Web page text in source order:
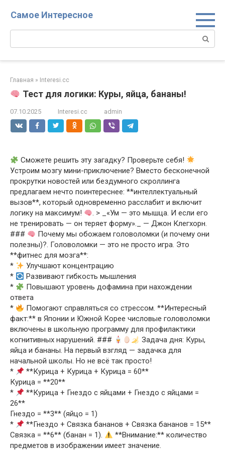
Самое Интересное
Поиск:
Главная » Interesi.cc
Тест для логики: Куры, яйца, бананы!
07.10.2025 Interesi.cc admin
Сможете решить эту загадку? Проверьте себя!
Устроим мозгу мини-приключение? Вместо бесконечной
прокрутки новостей или бездумного скроллинга
предлагаем нечто поинтереснее: **интеллектуальный
вызов**, который одновременно расслабит и включит
логику на максимум!
. > _«Ум — это мышца. И если его
не тренировать — он теряет форму»._ — Джон Клегхорн.
###
Почему мы обожаем головоломки (и почему они
полезны)?. Головоломки — это не просто игра. Это
**фитнес для мозга**:
*
Улучшают концентрацию
*
Развивают гибкость мышления
*
Повышают уровень дофамина при нахождении
ответа
*
Помогают справляться со стрессом. **Интересный
факт:** в Японии и Южной Корее числовые головоломки
включены в школьную программу для профилактики
когнитивных нарушений. ###
Задача дня: Куры,
яйца и бананы. На первый взгляд — задачка для
начальной школы. Но не всё так просто!
*
**Курица + Курица + Курица = 60**
Курица = **20**
*
**Курица + Гнездо с яйцами + Гнездо с яйцами =
26**
Гнездо = **3** (яйцо = 1)
*
**Гнездо + Связка бананов + Связка бананов = 15**
Связка = **6** (банан = 1).
**Внимание:** количество
предметов в изображении имеет значение.